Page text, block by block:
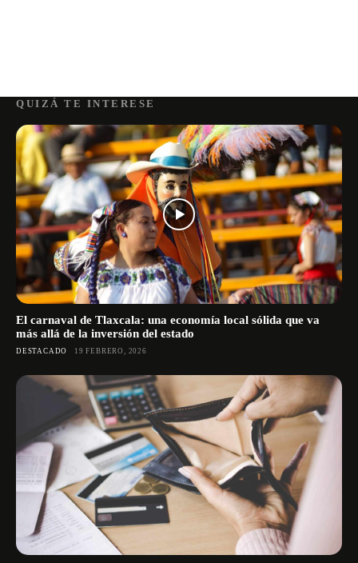
QUIZÁ TE INTERESE
El carnaval de Tlaxcala: una economía local sólida que va
más allá de la inversión del estado
DESTACADO 19 FEBRERO, 2026